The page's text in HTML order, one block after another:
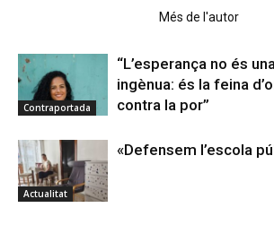
Més de l'autor
Contraportada
“L’esperança no és
ingènua: és la feina
contra la por”
Actualitat
«Defensem l’escola